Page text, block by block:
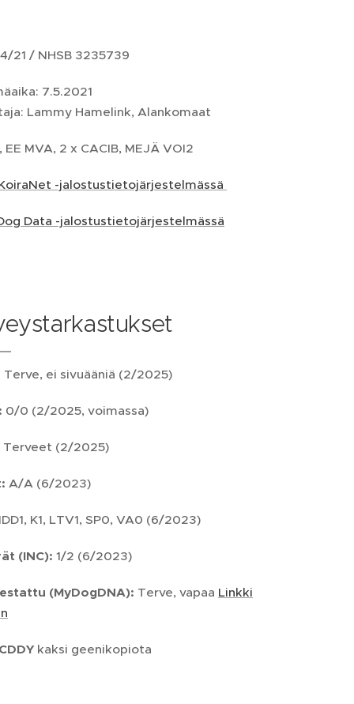
21 / NHSB 3235739
7.5.2021
Lammy Hamelink, Alankomaat
EE MVA, 2 x CACIB, MEJÄ VOI2
-jalostustietojärjestelmässä
Data -jalostustietojärjestelmässä
Terve, ei sivuääniä (2/2025)
0/0 (2/2025, voimassa)
Terveet (2/2025)
A/A (6/2023)
K1, LTV1, SP0, VA0 (6/2023)
(INC): 1/2 (6/2023)
(MyDogDNA): Terve, vapaa Linkki
kaksi geenikopiota